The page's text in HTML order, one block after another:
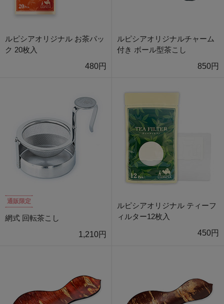
ルピシアオリジナル お茶パッ
ク 20枚入
480円
ルピシアオリジナルチャーム
付き ボール型茶こし
850円
通販限定
網式 回転茶こし
1,210円
ルピシアオリジナル ティーフ
ィルター12枚入
450円